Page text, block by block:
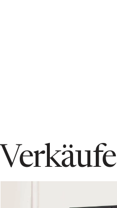
Verkäufe